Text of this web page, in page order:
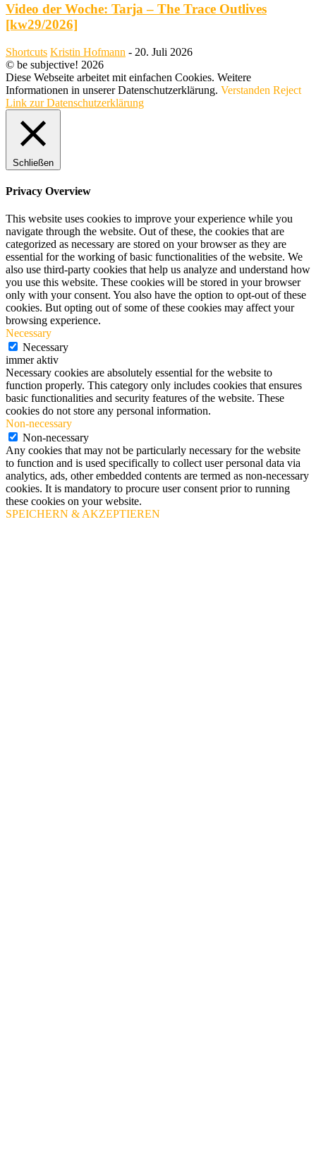
Video der Woche: Tarja – The Trace Outlives
[kw29/2026]
Shortcuts Kristin Hofmann - 20. Juli 2026
© be subjective! 2026
Diese Webseite arbeitet mit einfachen Cookies. Weitere
Informationen in unserer Datenschutzerklärung. Verstanden Reject
Link zur Datenschutzerklärung
Schließen
Privacy Overview
This website uses cookies to improve your experience while you
navigate through the website. Out of these, the cookies that are
categorized as necessary are stored on your browser as they are
essential for the working of basic functionalities of the website. We
also use third-party cookies that help us analyze and understand how
you use this website. These cookies will be stored in your browser
only with your consent. You also have the option to opt-out of these
cookies. But opting out of some of these cookies may affect your
browsing experience.
Necessary
Necessary
immer aktiv
Necessary cookies are absolutely essential for the website to
function properly. This category only includes cookies that ensures
basic functionalities and security features of the website. These
cookies do not store any personal information.
Non-necessary
Non-necessary
Any cookies that may not be particularly necessary for the website
to function and is used specifically to collect user personal data via
analytics, ads, other embedded contents are termed as non-necessary
cookies. It is mandatory to procure user consent prior to running
these cookies on your website.
SPEICHERN & AKZEPTIEREN